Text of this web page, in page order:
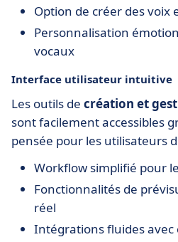
Option de créer des
Personnalisation
vocaux
Interface utilisateur intuitive
Les outils de création et
sont facilement accessibles
pensée pour les utilisateurs
Workflow simplifié pour
Fonctionnalités de
réel
Intégrations fluides